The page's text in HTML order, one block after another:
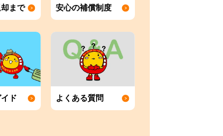
まで 安心の補償制度
ド よくある質問